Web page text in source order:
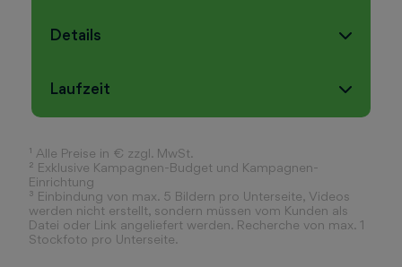
Details
Laufzeit
¹ Alle Preise in € zzgl. MwSt.
² Exklusive Kampagnen-Budget und Kampagnen-
Einrichtung
³ Einbindung von max. 5 Bildern pro Unterseite, Videos
werden nicht erstellt, sondern müssen vom Kunden als
Datei oder Link angeliefert werden. Recherche von max. 1
Stockfoto pro Unterseite.